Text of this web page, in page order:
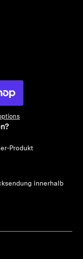
Produkt
innerhalb